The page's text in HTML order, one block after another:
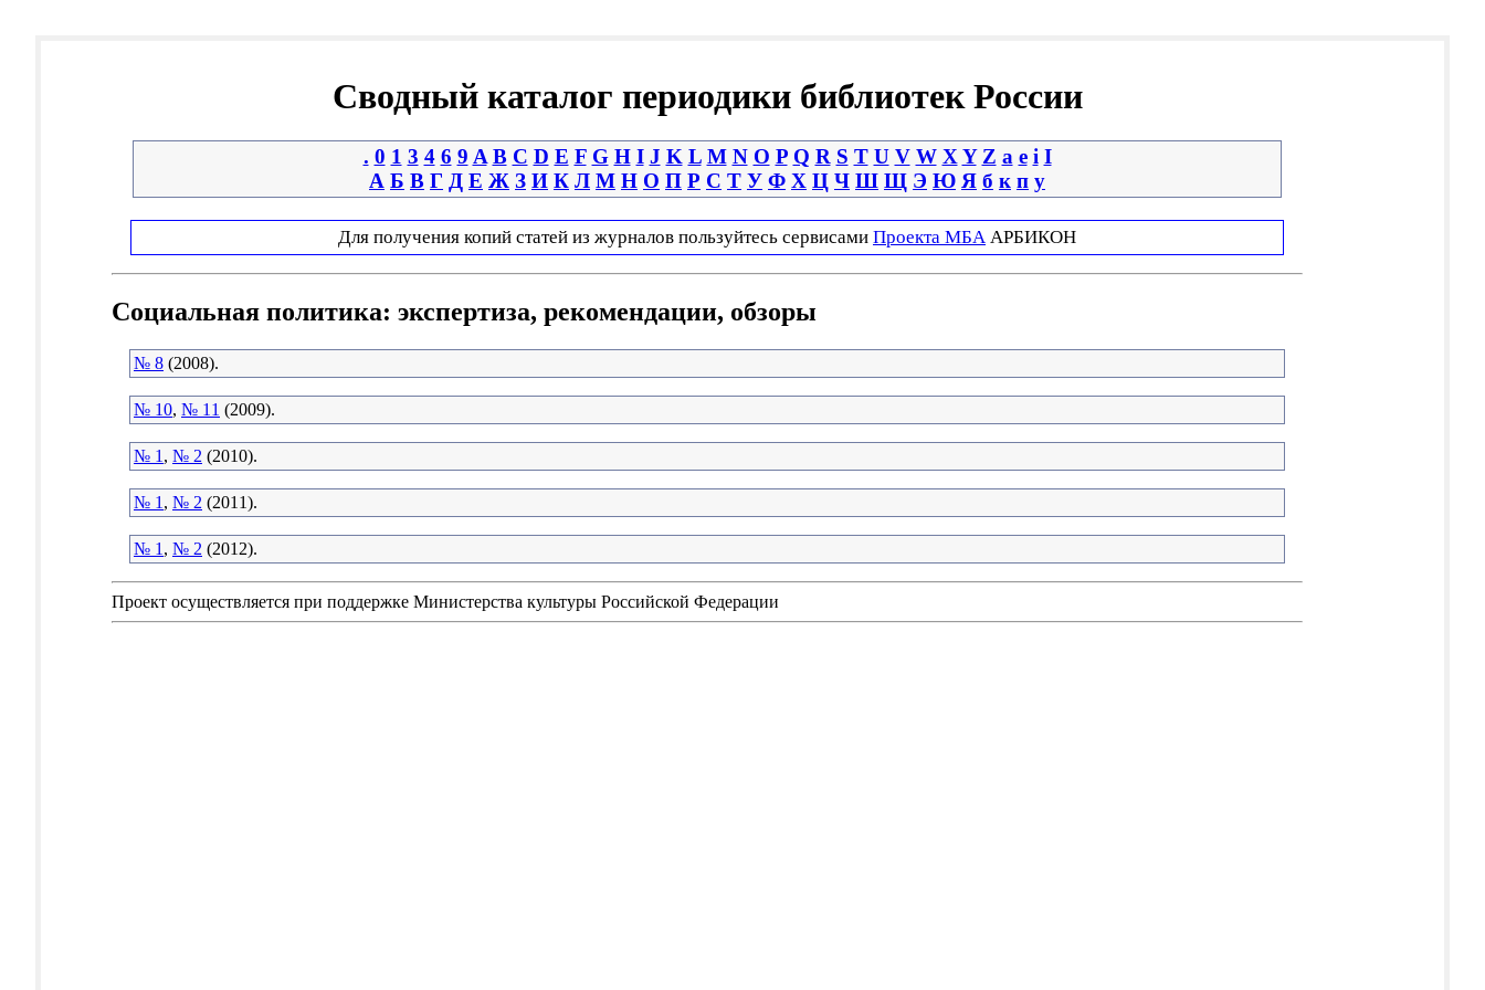
Сводный каталог периодики библиотек России
. 0 1 3 4 6 9 A B C D E F G H I J K L M N O P Q R S T U V W X Y Z a e i І
А Б В Г Д Е Ж З И К Л М Н О П Р С Т У Ф Х Ц Ч Ш Щ Э Ю Я б к п у
Для получения копий статей из журналов пользуйтесь сервисами Проекта МБА АРБИКОН
Социальная политика: экспертиза, рекомендации, обзоры
№ 8 (2008).
№ 10, № 11 (2009).
№ 1 , № 2 (2010).
№ 1 , № 2 (2011).
№ 1 , № 2 (2012).
Проект осуществляется при поддержке Министерства культуры Российской Федерации